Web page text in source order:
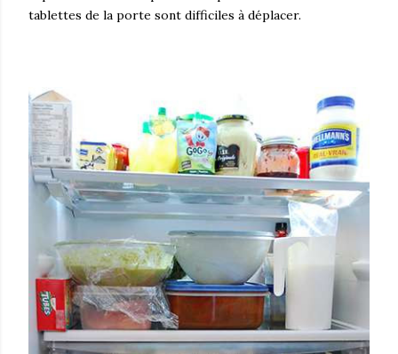
tablettes de la porte sont difficiles à déplacer.